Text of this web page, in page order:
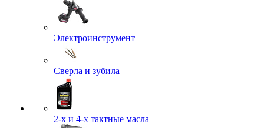
Электроинструмент
Сверла и зубила
2-х и 4-х тактные масла